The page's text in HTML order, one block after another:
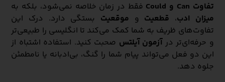
تفاوت Can و Could
فقط در زمان خلاصه نمی‌شود، بلکه به
میزان ادب، قطعیت و موقعیت بستگی دارد. درک این
تفاوت‌های ظریف به شما کمک می‌کند تا انگلیسی را طبیعی‌تر
و حرفه‌ای‌تر درآزمون آیلتس صحبت کنید. استفاده اشتباه از
این دو فعل می‌تواند پیام شما را گنگ، بی‌ادبانه یا نامطمئن
جلوه دهد.